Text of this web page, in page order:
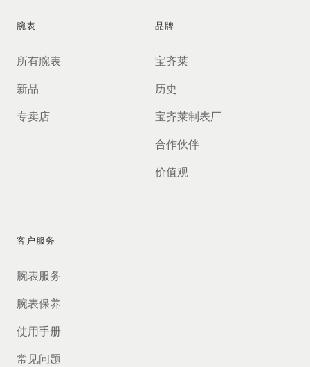
腕表
所有腕表
新品
专卖店
品牌
宝齐莱
历史
宝齐莱制表厂
合作伙伴
价值观
客户服务
腕表服务
腕表保养
使用手册
常见问题